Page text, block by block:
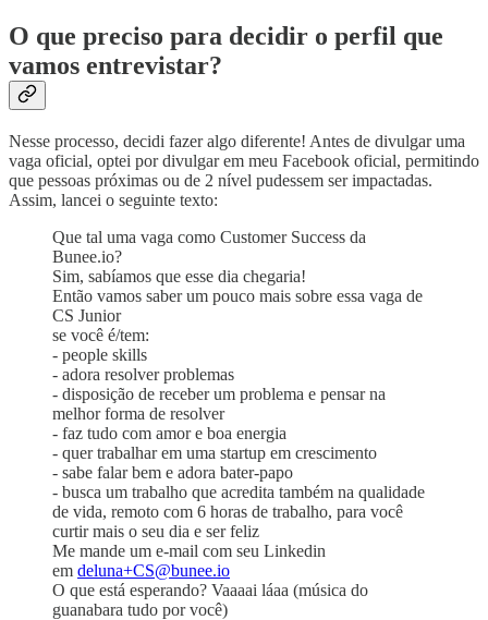
O que preciso para decidir o perfil que
vamos entrevistar?
Nesse processo, decidi fazer algo diferente! Antes de divulgar uma
vaga oficial, optei por divulgar em meu Facebook oficial, permitindo
que pessoas próximas ou de 2 nível pudessem ser impactadas.
Assim, lancei o seguinte texto:
Que tal uma vaga como Customer Success da
Bunee.io?
Sim, sabíamos que esse dia chegaria!
Então vamos saber um pouco mais sobre essa vaga de
CS Junior
se você é/tem:
- people skills
- adora resolver problemas
- disposição de receber um problema e pensar na
melhor forma de resolver
- faz tudo com amor e boa energia
- quer trabalhar em uma startup em crescimento
- sabe falar bem e adora bater-papo
- busca um trabalho que acredita também na qualidade
de vida, remoto com 6 horas de trabalho, para você
curtir mais o seu dia e ser feliz
Me mande um e-mail com seu Linkedin
em deluna+CS@bunee.io
O que está esperando? Vaaaai láaa (música do
guanabara tudo por você)